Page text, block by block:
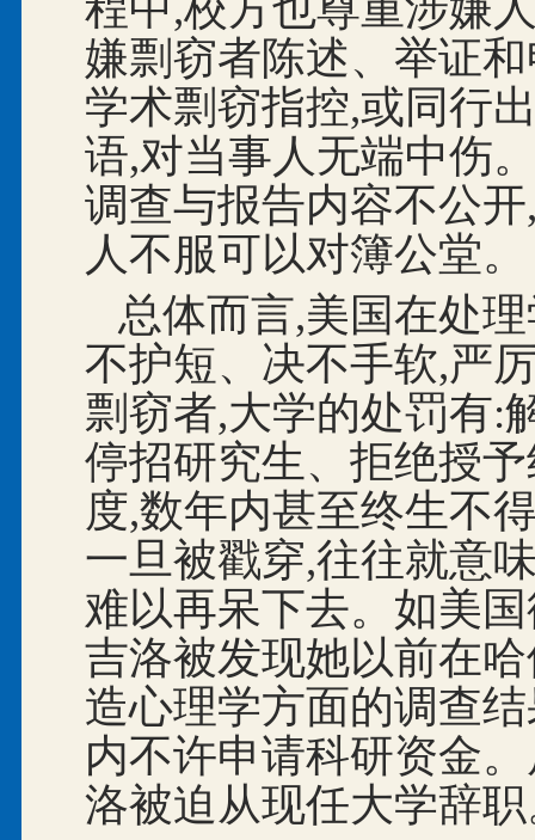
嫌剽窃者陈述、举证
学术剽窃指控,或同行
语,对当事人无端中伤
调查与报告内容不公
人不服可以对簿公堂。
总体而言,美国在处
不护短、决不手软,严
剽窃者,大学的处罚有:
停招研究生、拒绝授
度,数年内甚至终生不
一旦被戳穿,往往就意
难以再呆下去。如美
吉洛被发现她以前在
造心理学方面的调查
内不许申请科研资金
洛被迫从现任大学辞